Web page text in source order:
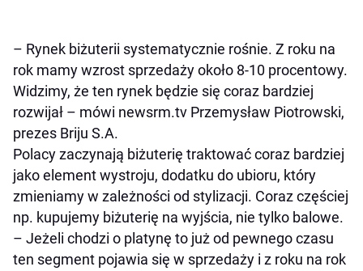
– Rynek biżuterii systematycznie rośnie. Z roku na
rok mamy wzrost sprzedaży około 8-10 procentowy.
Widzimy, że ten rynek będzie się coraz bardziej
rozwijał – mówi newsrm.tv Przemysław Piotrowski,
prezes Briju S.A.
Polacy zaczynają biżuterię traktować coraz bardziej
jako element wystroju, dodatku do ubioru, który
zmieniamy w zależności od stylizacji. Coraz częściej
np. kupujemy biżuterię na wyjścia, nie tylko balowe.
– Jeżeli chodzi o platynę to już od pewnego czasu
ten segment pojawia się w sprzedaży i z roku na rok